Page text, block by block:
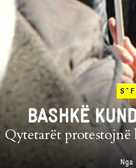
BASHKË
Qytetarët protestojnë
Nga